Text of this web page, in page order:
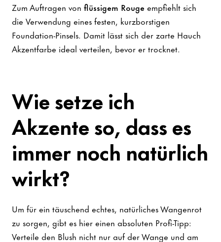
Zum Auftragen von flüssigem Rouge empfiehlt sich
die Verwendung eines festen, kurzborstigen
Foundation-Pinsels. Damit lässt sich der zarte Hauch
Akzentfarbe ideal verteilen, bevor er trocknet.
Wie setze ich
Akzente so, dass es
immer noch natürlich
wirkt?
Um für ein täuschend echtes, natürliches Wangenrot
zu sorgen, gibt es hier einen absoluten Profi-Tipp:
Verteile den Blush nicht nur auf der Wange und am